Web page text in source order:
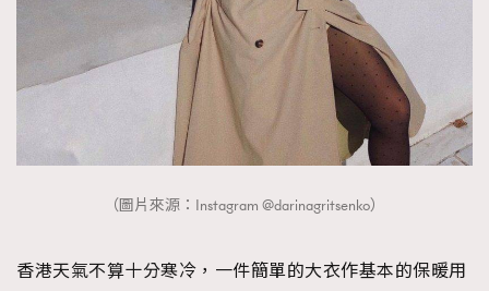
（圖片來源：Instagram @darinagritsenko）
香港天氣不算十分寒冷，一件簡單的大衣作基本的保暖用